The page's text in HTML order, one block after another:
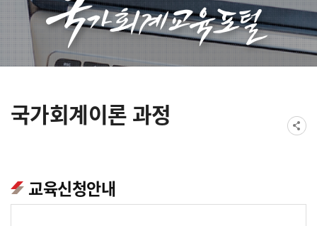
국가회계이론 과정
교육신청안내